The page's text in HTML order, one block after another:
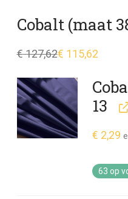
Cobalt (maat
€127,62
Oorspronkelijke
€ 127,62.
€ 115,62
Huidige
€ 115,62.
13
€ 2,29
63 op